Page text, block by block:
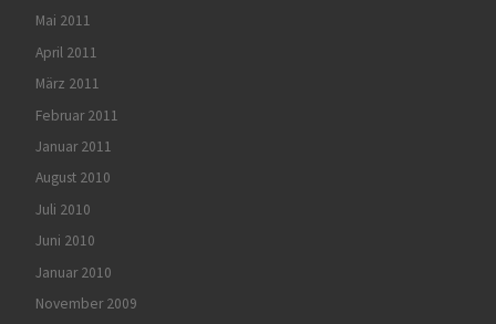
Mai 2011
April 2011
März 2011
Februar 2011
Januar 2011
August 2010
Juli 2010
Juni 2010
Januar 2010
November 2009